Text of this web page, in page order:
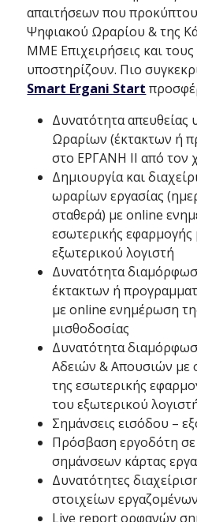
απαιτήσεων που
Ψηφιακού Ωραρίου & της
ΜΜΕ Επιχειρήσεις και τους
υποστηρίζουν. Πιο
Smart Ergani Start
Δυνατότητα
Ωραρίων (έκτακτων ή
στο ΕΡΓΑΝΗ ΙΙ από τον
Δημιουργία και
ωραρίων εργασίας
σταθερά) με online
εσωτερικής εφαρμογής
εξωτερικού λογιστή
Δυνατότητα
έκτακτων ή
με online ενημέρωση
μισθοδοσίας
Δυνατότητα
Αδειών & Απουσιών
της εσωτερικής
του εξωτερικού
Σημάνσεις εισόδου –
Πρόσβαση εργοδότη
σημάνσεων κάρτας
Δυνατότητες
στοιχείων εργαζομένων
Live report ορφανών